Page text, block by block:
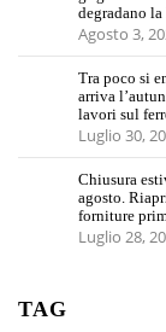
degradano
Agosto 3,
Tra poco si
arriva
lavori sul
Luglio 30,
Chiusura
agosto.
forniture
Luglio 28,
TAG